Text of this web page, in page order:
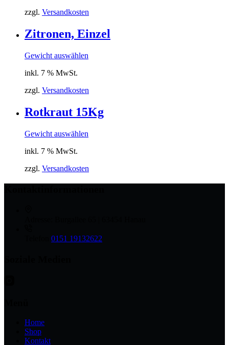
zzgl. Versandkosten
Zitronen, Einzel
Gewicht auswählen
inkl. 7 % MwSt.
zzgl. Versandkosten
Rotkraut 15Kg
Gewicht auswählen
inkl. 7 % MwSt.
zzgl. Versandkosten
0151 19132622
Home
Shop
Kontakt